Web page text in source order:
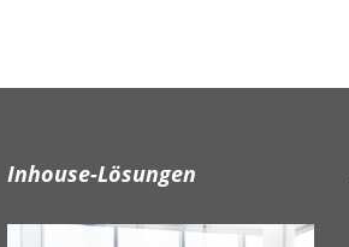
Inhouse-Lösungen